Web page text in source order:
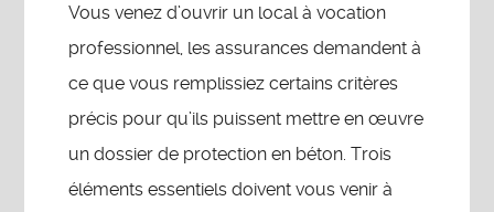
Vous venez d’ouvrir un local à vocation
professionnel, les assurances demandent à
ce que vous remplissiez certains critères
précis pour qu’ils puissent mettre en œuvre
un dossier de protection en béton. Trois
éléments essentiels doivent vous venir à